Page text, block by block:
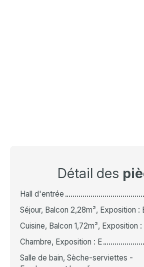
Détail des
Hall d'entrée
Séjour, Balcon 2,28m², Exposition :
Cuisine, Balcon 1,72m², Exposition :
Chambre, Exposition : E
Salle de bain, Sèche-serviettes -